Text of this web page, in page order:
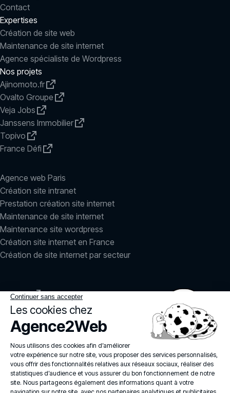
Contact
Expertises
Création de site web
Maintenance de site internet
Agence spécialiste de Wordpress
Nos projets
Ajinomoto.fr
Ovalto Groupe
Veja Jobs
Janssens Immobilier
Topivo
France Défi
Agence web Paris
Création site intranet
Prestation création site internet
Maintenance de site internet
Maintenance site wordpress
Création site internet en France
Création de site internet par secteur
LinkedIn
Instagram
agence2web© 2026
Politique de confidentialité
Mentions légales